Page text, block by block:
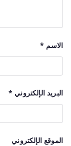
الاسم *
البريد الإلكتروني *
الموقع الإلكتروني